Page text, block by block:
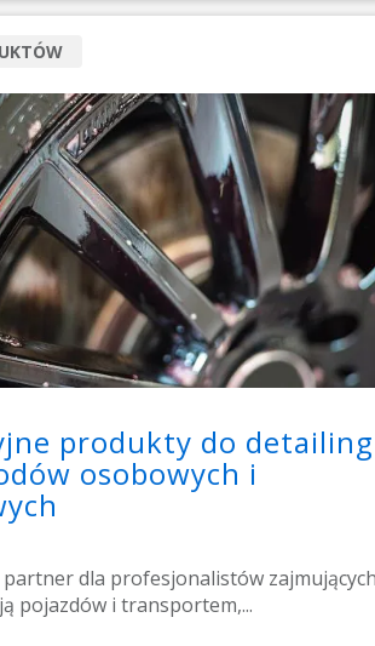
produkty do
osobowych i
partner dla profesjonalistów zajmujących
pojazdów i transportem,...